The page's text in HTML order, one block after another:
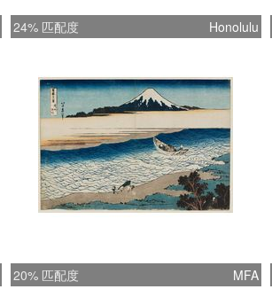
24% 匹配度 Honolulu
20% 匹配度 MFA